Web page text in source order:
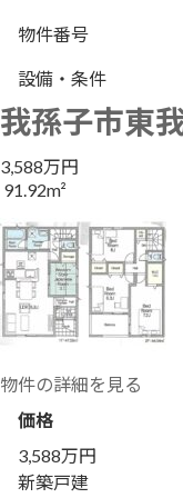
物件番号
設備・条件
我孫子市東
3,588万円
91.92m²
物件の詳細を見る
価格
3,588万円
新築戸建